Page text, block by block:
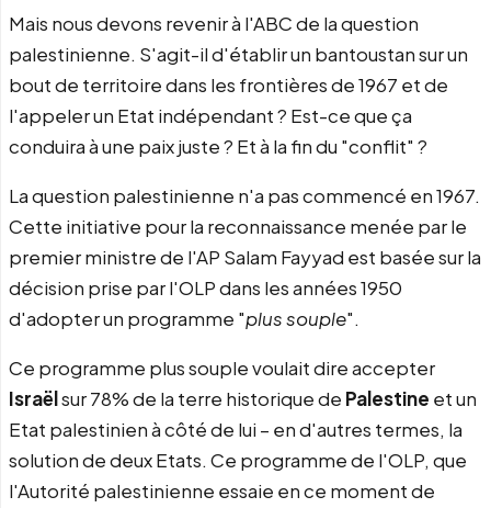
Mais nous devons revenir à l'ABC de la question
palestinienne. S'agit-il d'établir un bantoustan sur un
bout de territoire dans les frontières de 1967 et de
l'appeler un Etat indépendant ? Est-ce que ça
conduira à une paix juste ? Et à la fin du "conflit" ?
La question palestinienne n'a pas commencé en 1967.
Cette initiative pour la reconnaissance menée par le
premier ministre de l'AP Salam Fayyad est basée sur la
décision prise par l'OLP dans les années 1950
d'adopter un programme "plus souple".
Ce programme plus souple voulait dire accepter
Israëlsur 78% de la terre historique de Palestine et un
Etat palestinien à côté de lui – en d'autres termes, la
solution de deux Etats. Ce programme de l'OLP, que
l'Autorité palestinienne essaie en ce moment de